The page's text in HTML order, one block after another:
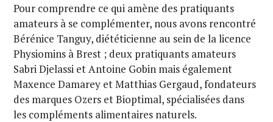
Pour comprendre ce qui amène des pratiquants
amateurs à se complémenter, nous avons rencontré
Bérénice Tanguy, diététicienne au sein de la licence
Physiomins à Brest ; deux pratiquants amateurs
Sabri Djelassi et Antoine Gobin mais également
Maxence Damarey et Matthias Gergaud, fondateurs
des marques Ozers et Bioptimal, spécialisées dans
les compléments alimentaires naturels.